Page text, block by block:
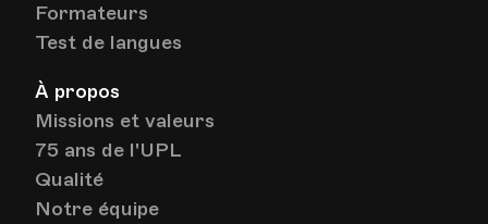
Formateurs
Test de langues
À propos
Missions et valeurs
75 ans de l'UPL
Qualité
Notre équipe